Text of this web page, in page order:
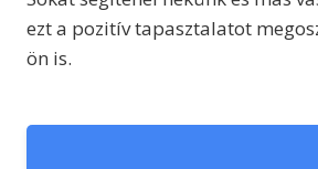
ezt a pozitív tapasztalatot
ön is.